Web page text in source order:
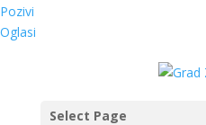
Pozivi
Oglasi
Select Page